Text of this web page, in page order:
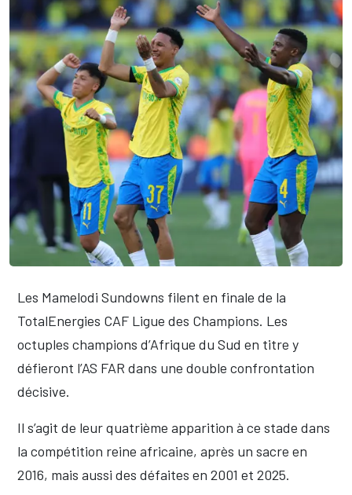
Les Mamelodi Sundowns filent en finale de la
TotalEnergies CAF Ligue des Champions. Les
octuples champions d’Afrique du Sud en titre y
défieront l’AS FAR dans une double confrontation
décisive.
Il s’agit de leur quatrième apparition à ce stade dans
la compétition reine africaine, après un sacre en
2016, mais aussi des défaites en 2001 et 2025.